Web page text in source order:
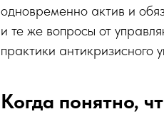
одновременно актив и
и те же вопросы от
практики
Когда понятно,